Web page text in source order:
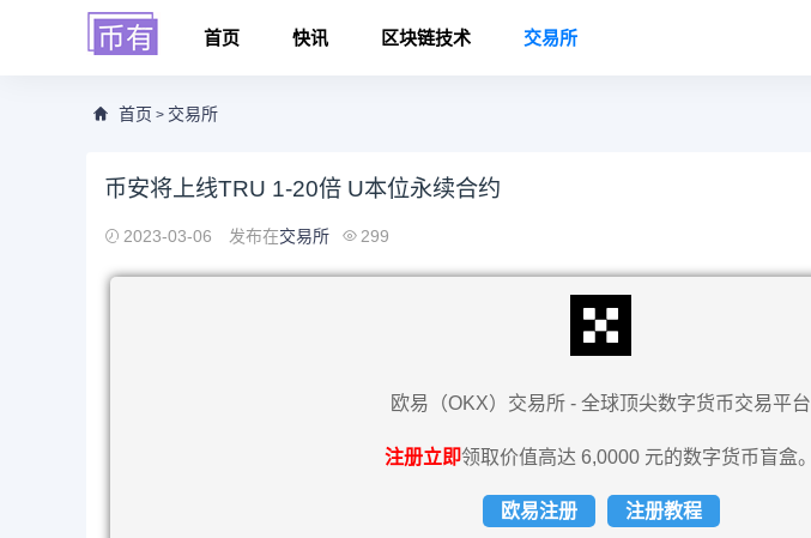
首页 快讯 区块链技术 交易所
首页 > 交易所
币安将上线TRU 1-20倍 U本位永续合约
2023-03-06 发布在交易所 299
欧易（OKX）交易所 - 全球顶尖数字货币交易平台
注册立即领取价值高达 6,0000 元的数字货币盲盒。
欧易注册 注册教程